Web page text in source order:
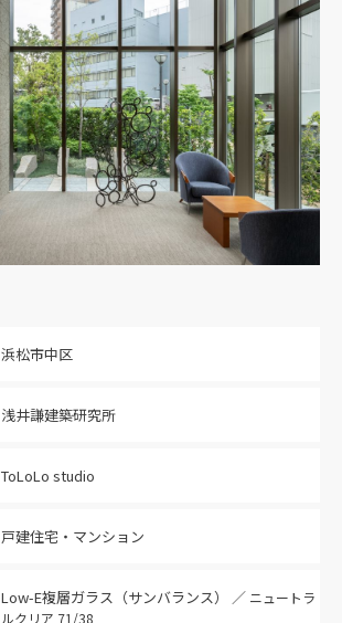
浜松市中区
浅井謙建築研究所
ToLoLo studio
戸建住宅・マンション
Low-E複層ガラス（サンバランス） ／ ニュートラ
ルクリア 71/38